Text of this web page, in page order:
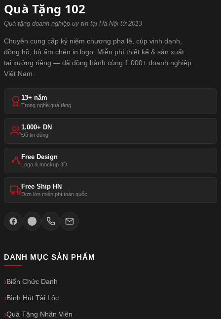
Quà Tặng 102
Quà tặng doanh nghiệp uy tín tại Hà Nội từ 2013
Chuyên cung cấp kỷ niệm chương pha lê, cúp vinh danh,
đồng hồ, bộ ấm chén in logo. Miễn phí thiết kế & sản xuất
tại xưởng riêng — đã đồng hành cùng 1.000+ doanh nghiệp
Việt Nam.
13+ năm
Trong nghề quà tặng
1.000+ DN
Đã tin dùng
Free Design
Logo & mockup 3D
Free Ship HN
Đơn lớn miễn phí toàn quốc
DANH MỤC SẢN PHẨM
Biển Chức Danh
Bình Hút Tài Lộc
Quà Tặng Nhân Viên